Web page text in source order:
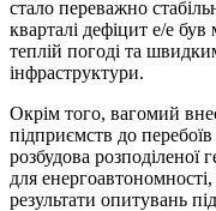
стало переважно
кварталі дефіцит е/е
теплій погоді та
інфраструктури.
Окрім того, вагомий
підприємств до
розбудова розподіленої
для
результати опитувань